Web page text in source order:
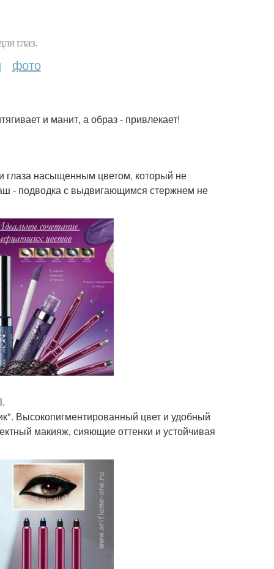
глаз.
фото
и манит, а образ - привлекает!
глаза насыщенным цветом, который не
- подводка с выдвигающимся стержнем не
Высокопигментированный цвет и удобный
макияж, сияющие оттенки и устойчивая